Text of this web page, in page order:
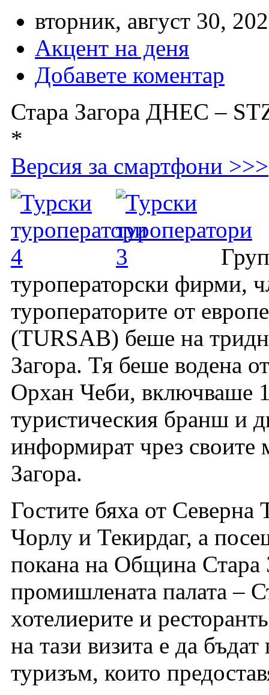
вторник, август 30,
Акцент на деня
Добавете коментар
Стара Загора ДНЕС –
*
Версия за смартфони >>>
туроператорски фирми,
туроператорите от
(TURSAB) беше на
Загора. Тя беше водена
Орхан Чеби, включваше
туристическия бранш и
информират чрез своите
Загора.
Гостите бяха от
Чорлу и Текирдаг, а
покана на Община Стара
промишлената палата –
хотелиерите и
на тази визита е да
туризъм, които